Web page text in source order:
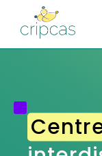
Contact